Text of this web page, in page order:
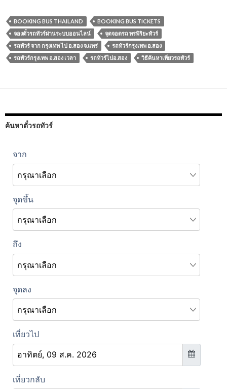
BOOKING BUS THAILAND
BOOKING BUS TICKETS
จองตั๋วรถทัวร์ผ่านระบบออนไลน์
จุดจอดรถ พรพิริยะทัวร์
รถทัวร์ จาก กรุงเทพ ไป อ.สอง จ.แพร่
รถทัวร์กรุงเทพ อ.สอง
รถทัวร์กรุงเทพ อ.สอง เวลา
รถทัวร์ไปอ.สอง วิธีค้นหาเที่ยวรถทัวร์
ค้นหาตั๋วรถทัวร์